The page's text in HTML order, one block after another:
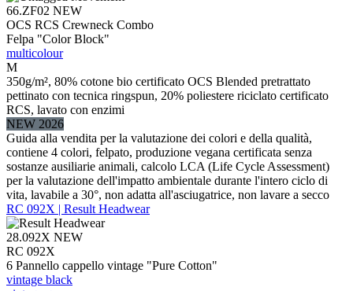
66.ZF02 NEW
OCS RCS Crewneck Combo
Felpa "Color Block"
multicolour
M
350g/m², 80% cotone bio certificato OCS Blended pretrattato
pettinato con tecnica ringspun, 20% poliestere riciclato certificato
RCS, lavato con enzimi
NEW 2026
Guida alla vendita per la valutazione dei colori e della qualità,
contiene 4 colori, felpato, produzione vegana certificata senza
sostanze ausiliarie animali, calcolo LCA (Life Cycle Assessment)
per la valutazione dell'impatto ambientale durante l'intero ciclo di
vita, lavabile a 30°, non adatta all'asciugatrice, non lavare a secco
RC 092X | Result Headwear
28.092X NEW
RC 092X
6 Pannello cappello vintage "Pure Cotton"
vintage black